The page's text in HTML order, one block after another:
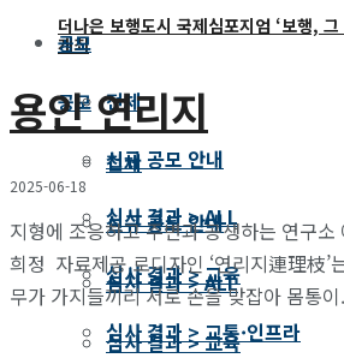
더나은 보행도시 국제심포지엄 ‘보행,
개최
공모
전체
신규 공모 안내
심사 결과 > ALL
심사 결과 > 교육
공모
전체
신규 공모 안내
심사 결과 > ALL
심사 결과 > 교육
심사 결과 > 교통·인프라
용인 연리지
2025-06-18
지형에 조응하고 주변과 공생하는 연구
희정 자료제공 로디자인 ‘연리지連理枝’
무가 가지들끼리 서로 손을 맞잡아 몸통